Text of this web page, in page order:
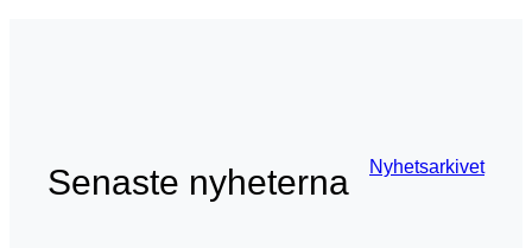
Senaste nyheterna Nyhetsarkivet